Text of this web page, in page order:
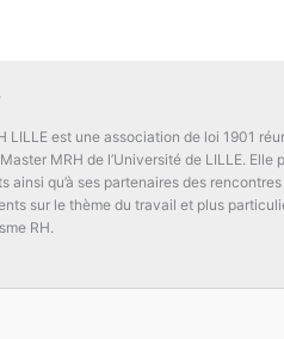
LILLE est une association de loi 1901
MRH de l’Université de LILLE. Elle
ainsi qu’à ses partenaires des
sur le thème du travail et plus
RH.